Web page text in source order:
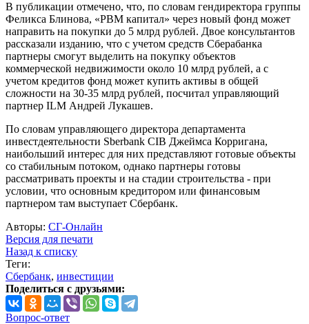
В публикации отмечено, что, по словам гендиректора группы
Феликса Блинова, «РВМ капитал» через новый фонд может
направить на покупки до 5 млрд рублей. Двое консультантов
рассказали изданию, что с учетом средств Сберабанка
партнеры смогут выделить на покупку объектов
коммерческой недвижимости около 10 млрд рублей, а с
учетом кредитов фонд может купить активы в общей
сложности на 30-35 млрд рублей, посчитал управляющий
партнер ILM Андрей Лукашев.
По словам управляющего директора департамента
инвестдеятельности Sberbank CIB Джеймса Корригана,
наибольший интерес для них представляют готовые объекты
со стабильным потоком, однако партнеры готовы
рассматривать проекты и на стадии строительства - при
условии, что основным кредитором или финансовым
партнером там выступает Сбербанк.
Авторы: СГ-Онлайн
Версия для печати
Назад к списку
Теги:
Сбербанк, инвестиции
Поделиться с друзьями:
Вопрос-ответ